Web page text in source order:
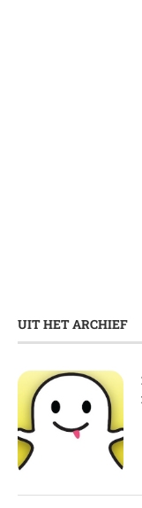
UIT HET ARCHIEF